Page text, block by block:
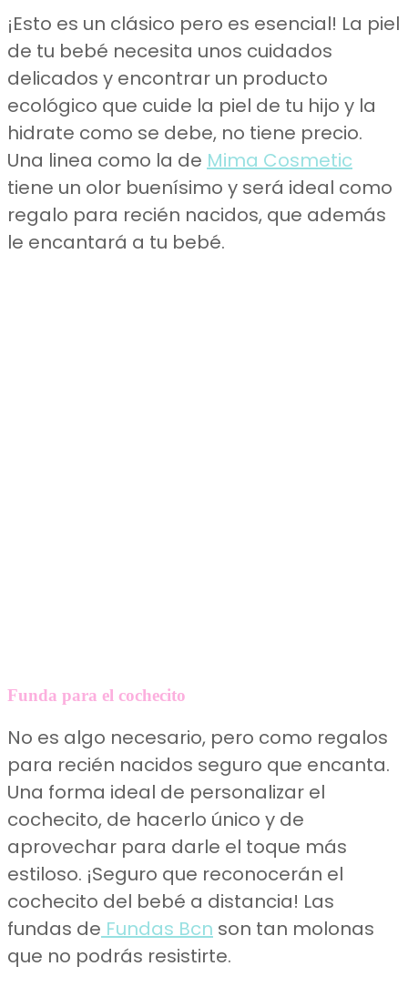
¡Esto es un clásico pero es esencial! La piel
de tu bebé necesita unos cuidados
delicados y encontrar un producto
ecológico que cuide la piel de tu hijo y la
hidrate como se debe, no tiene precio.
Una linea como la de Mima Cosmetic
tiene un olor buenísimo y será ideal como
regalo para recién nacidos, que además
le encantará a tu bebé.
Funda para el cochecito
No es algo necesario, pero como regalos
para recién nacidos seguro que encanta.
Una forma ideal de personalizar el
cochecito, de hacerlo único y de
aprovechar para darle el toque más
estiloso. ¡Seguro que reconocerán el
cochecito del bebé a distancia! Las
fundas de Fundas Bcn son tan molonas
que no podrás resistirte.